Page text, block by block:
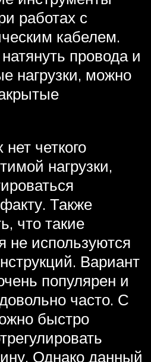
работах с
кабелем.
провода и
нагрузки, можно
четкого
нагрузки,
Также
что такие
не используются
Вариант
популярен и
часто. С
быстро
Однако данный